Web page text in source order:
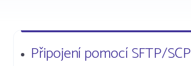
Připojení pomocí SFTP/SCP